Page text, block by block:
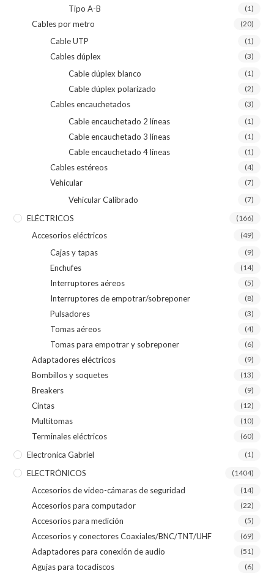
Tipo A-B (1)
Cables por metro (20)
Cable UTP (1)
Cables dúplex (3)
Cable dúplex blanco (1)
Cable dúplex polarizado (2)
Cables encauchetados (3)
Cable encauchetado 2 líneas (1)
Cable encauchetado 3 líneas (1)
Cable encauchetado 4 líneas (1)
Cables estéreos (4)
Vehicular (7)
Vehicular Calibrado (7)
ELÉCTRICOS (166)
Accesorios eléctricos (49)
Cajas y tapas (9)
Enchufes (14)
Interruptores aéreos (5)
Interruptores de empotrar/sobreponer (8)
Pulsadores (3)
Tomas aéreos (4)
Tomas para empotrar y sobreponer (6)
Adaptadores eléctricos (9)
Bombillos y soquetes (13)
Breakers (9)
Cintas (12)
Multitomas (10)
Terminales eléctricos (60)
Electronica Gabriel (1)
ELECTRÓNICOS (1404)
Accesorios de video-cámaras de seguridad (14)
Accesorios para computador (22)
Accesorios para medición (5)
Accesorios y conectores Coaxiales/BNC/TNT/UHF (69)
Adaptadores para conexión de audio (51)
Agujas para tocadiscos (6)